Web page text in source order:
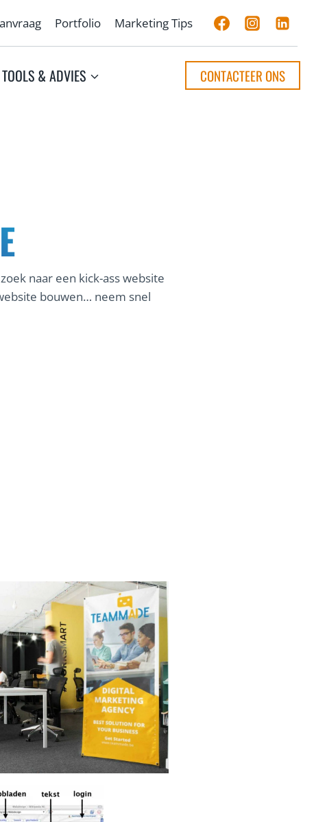
Portfolio Marketing Tips
TOOLS & ADVIES CONTACTEER ONS
naar een kick-ass website
bouwen… neem snel